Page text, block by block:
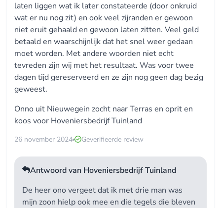
laten liggen wat ik later constateerde (door onkruid
wat er nu nog zit) en ook veel zijranden er gewoon
niet eruit gehaald en gewoon laten zitten. Veel geld
betaald en waarschijnlijk dat het snel weer gedaan
moet worden. Met andere woorden niet echt
tevreden zijn wij met het resultaat. Was voor twee
dagen tijd gereserveerd en ze zijn nog geen dag bezig
geweest.
Onno uit Nieuwegein zocht naar Terras en oprit en
koos voor Hoveniersbedrijf Tuinland
26 november 2024 Geverifieerde review
Antwoord van Hoveniersbedrijf Tuinland
De heer ono vergeet dat ik met drie man was
mijn zoon hielp ook mee en die tegels die bleven